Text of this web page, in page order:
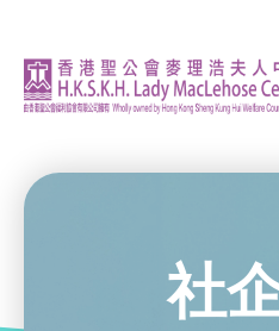
社